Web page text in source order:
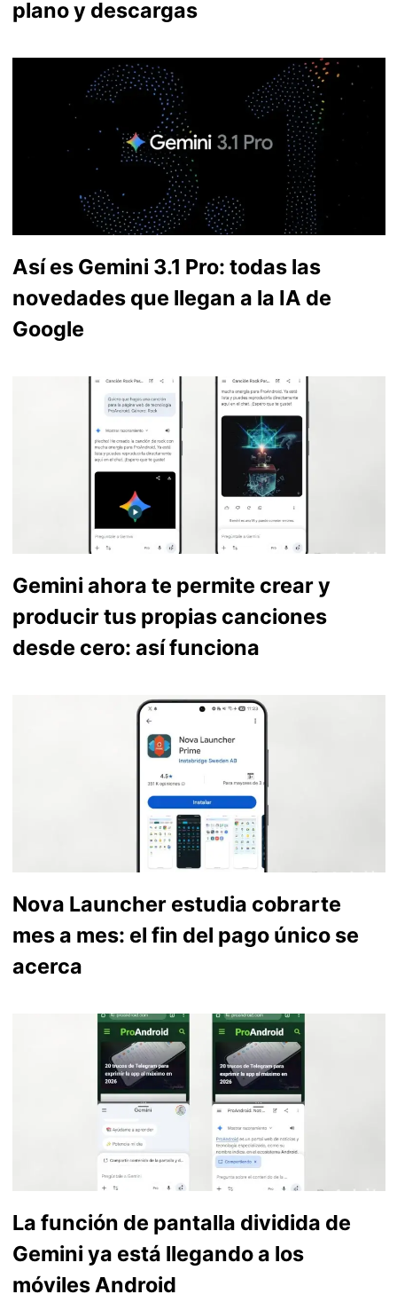
plano y descargas
Así es Gemini 3.1 Pro: todas las
novedades que llegan a la IA de
Google
Gemini ahora te permite crear y
producir tus propias canciones
desde cero: así funciona
Nova Launcher estudia cobrarte
mes a mes: el fin del pago único se
acerca
La función de pantalla dividida de
Gemini ya está llegando a los
móviles Android